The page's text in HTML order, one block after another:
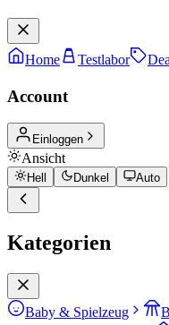
Home Testlabor
Account
Einloggen
Ansicht
Hell Dunkel Auto
Kategorien
Baby & Spielzeug